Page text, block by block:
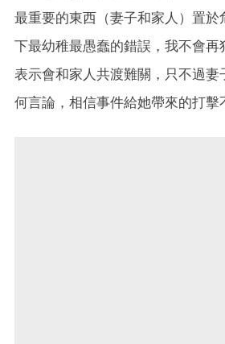
最重要的東西（妻子和家人）置於
下最幼稚最愚蠢的錯誤，我不會
表示會和家人共渡難關，只不過妻
何言論，相信事件給她帶來的打擊